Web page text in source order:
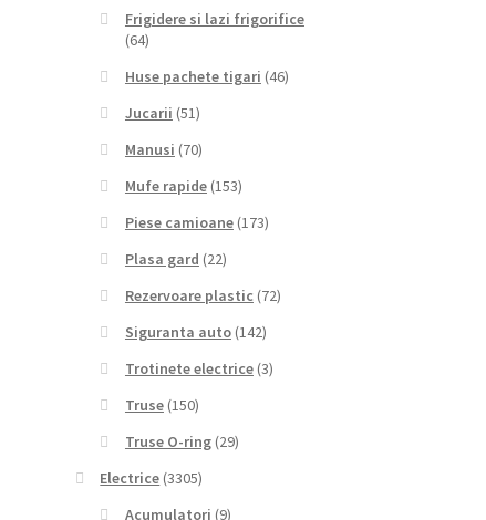
Frigidere si lazi frigorifice
(64)
Huse pachete tigari (46)
Jucarii (51)
Manusi (70)
Mufe rapide (153)
Piese camioane (173)
Plasa gard (22)
Rezervoare plastic (72)
Siguranta auto (142)
Trotinete electrice (3)
Truse (150)
Truse O-ring (29)
Electrice (3305)
Acumulatori (9)